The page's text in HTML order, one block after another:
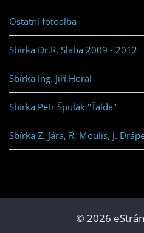
Ostatní fotoalba
Sbírka Dr.R. Slaba 2009 - 2012
Sbírka Ing. Jiří Horal
Sbírka Petr Špulák "Ťalda"
Sbírka Z. Jára, R. Moulis, J.
© 2026